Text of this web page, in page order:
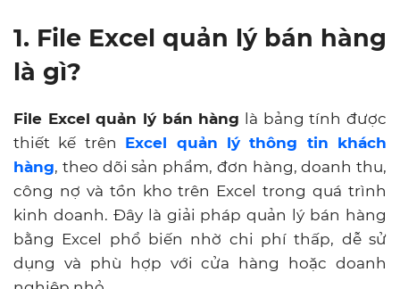
1. File Excel quản lý bán hàng
là gì?
File Excel quản lý bán hàng là bảng tính được
thiết kế trên Excel quản lý thông tin khách
hàng, theo dõi sản phẩm, đơn hàng, doanh thu,
công nợ và tồn kho trên Excel trong quá trình
kinh doanh. Đây là giải pháp quản lý bán hàng
bằng Excel phổ biến nhờ chi phí thấp, dễ sử
dụng và phù hợp với cửa hàng hoặc doanh